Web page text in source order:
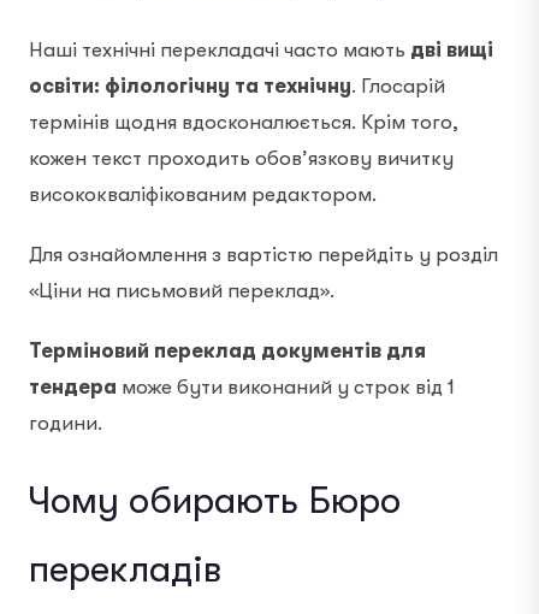
Наші технічні перекладачі часто мають дві вищі
освіти: філологічну та технічну. Глосарій
термінів щодня вдосконалюється. Крім того,
кожен текст проходить обов’язкову вичитку
висококваліфікованим редактором.
Для ознайомлення з вартістю перейдіть у розділ
«Ціни на письмовий переклад».
Терміновий переклад документів для
тендера може бути виконаний у строк від 1
години.
Чому обирають Бюро
перекладів